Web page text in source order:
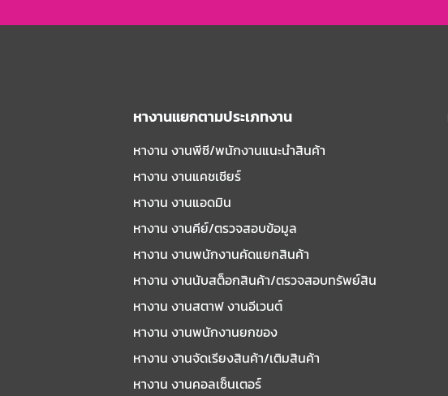
หางานแยกตามประเภทงาน
หางาน งานพีซี/พนักงานแนะนําสินค้า
หางาน งานแคชเชียร์
หางาน งานแอดมิน
หางาน งานคีย์/ตรวจสอบข้อมูล
หางาน งานพนักงานคัดแยกสินค้า
หางาน งานนับสต็อกสินค้า/ตรวจสอบทรัพย์สิน
หางาน งานสตาฟ งานอีเวนต์
หางาน งานพนักงานยกของ
หางาน งานจัดเรียงสินค้า/เติมสินค้า
หางาน งานคอลเซ็นเตอร์